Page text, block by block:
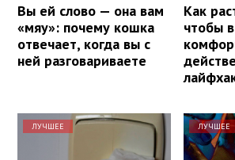
Вы ей слово — она вам
«мяу»: почему кошка
отвечает, когда вы с
ней разговариваете
Как
чтобы
ЛУЧШЕЕ ЛУЧШЕЕ